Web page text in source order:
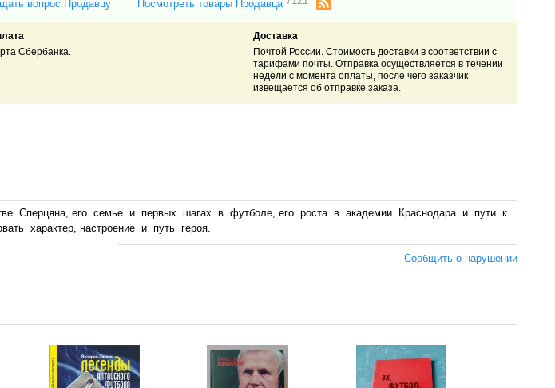
вопрос Продавцу Посмотреть товары Продавца
Сбербанка.
Доставка
Почтой России. Стоимость доставки в соответствии с
тарифами почты. Отправка осуществляется в течении
недели с момента оплаты, после чего заказчик
извещается об отправке заказа.
Сперцяна, его семье и первых шагах в футболе, его роста в академии Краснодара и пути к
характер, настроение и путь героя.
Сообщить о нарушении